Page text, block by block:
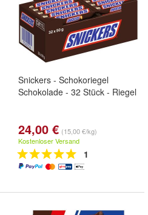
Snickers - Schokoriegel
Schokolade - 32 Stück - Riegel
24,00 € (15,00 €/kg)
Kostenloser Versand
1